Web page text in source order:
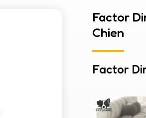
Factor
Chien
Factor